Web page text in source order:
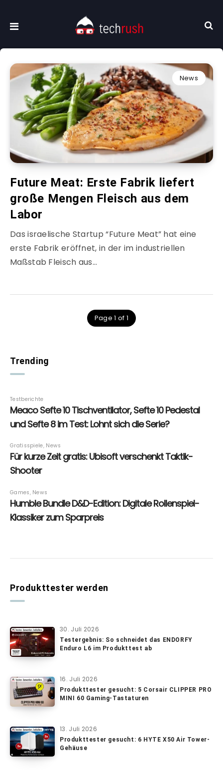
News
Future Meat: Erste Fabrik liefert
große Mengen Fleisch aus dem
Labor
Das israelische Startup “Future Meat” hat eine
erste Fabrik eröffnet, in der im industriellen
Maßstab Fleisch aus…
Page 1 of 1
Trending
Produkttester werden
30. Juli 2026
Testergebnis: So schneidet das ENDORFY
Enduro L6 im Produkttest ab
16. Juli 2026
Produkttester gesucht: 5 Corsair CLIPPER PRO
MINI 60 Gaming-Tastaturen
13. Juli 2026
Produkttester gesucht: 6 HYTE X50 Air Tower-
Gehäuse